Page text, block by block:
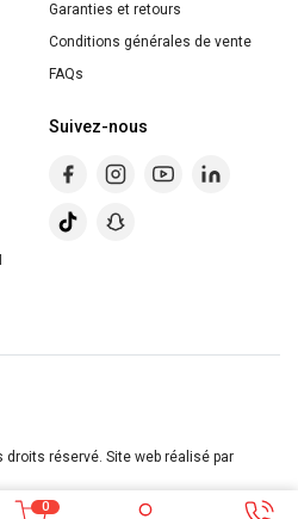
0
Garanties et retours
Conditions générales de vente
FAQs
Suivez-nous
droits réservé. Site web réalisé par